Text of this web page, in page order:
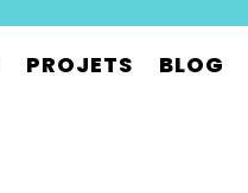
PROJETS BLOG